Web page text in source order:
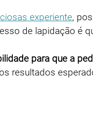
experiente,
de lapidação é
para que a
resultados